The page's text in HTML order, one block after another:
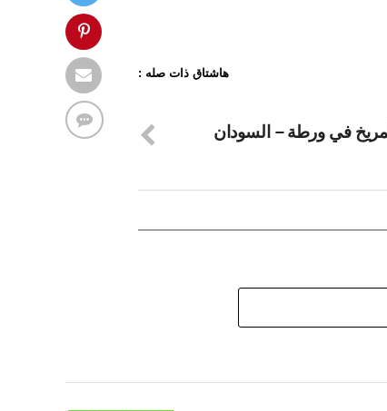
هاشتاق ذات صله :
في ورطة – السودان